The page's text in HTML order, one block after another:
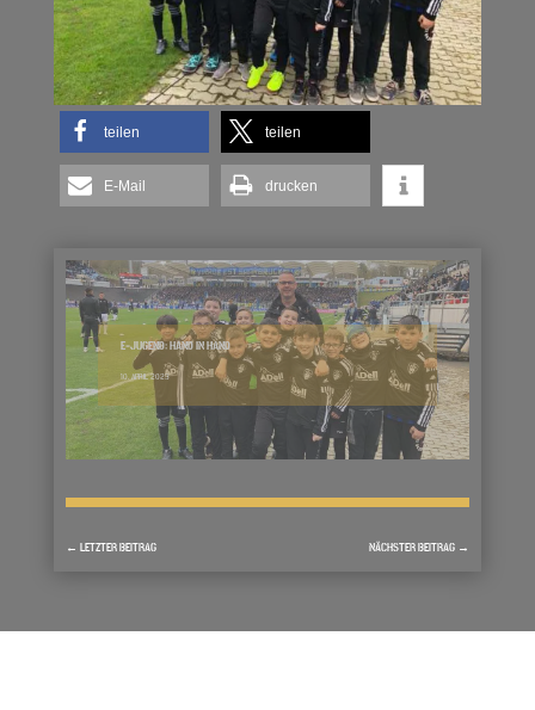
teilen teilen
E-Mail drucken
E-JUGEND: HAND IN HAND
10. APRIL 2023
← LETZTER BEITRAG NÄCHSTER BEITRAG →